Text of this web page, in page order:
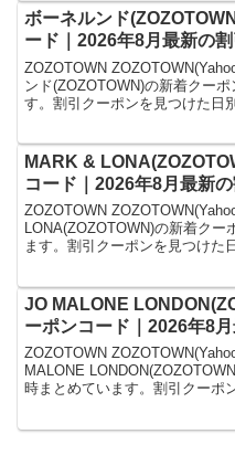
ボーネルンド
ード｜2026年8月最新の
ZOZOTOWN
ンド(ZOZOTOWN)の新着クー
す。割引クーポンを見つけた日
MARK &
コード｜2026年8月最新
ZOZOTOWN
LONA(ZOZOTOWN)の新着ク
ます。割引クーポンを見つけた
JO MALONE
ーポンコード｜2026年8
ZOZOTOWN
MALONE
時まとめています。割引クーポ